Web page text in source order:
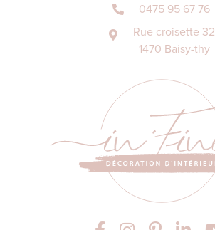
0475 95 67 76
Rue croisette 32
1470 Baisy-thy